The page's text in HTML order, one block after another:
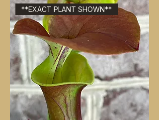
**EXACT PLANT SHOWN**